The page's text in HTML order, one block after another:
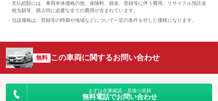
支払総額には、車両本体価格の他、保険料、税金、登録等に伴う費用、リサイクル預託金
相当額等、購入時に必要な全ての費用が含まれています。
当該価格は、登録等の時期や地域などについて一定の条件を付した価格になります。
無料 この車両に関するお問い合わせ
まずは在庫確認・見積り依頼
無料電話でお問い合わせ